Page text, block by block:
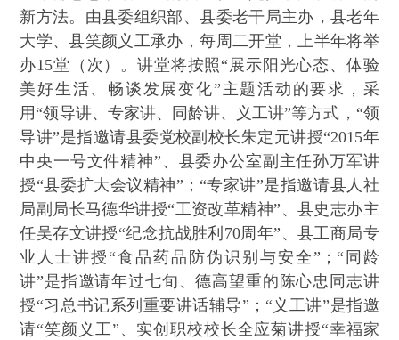
新方法。由县委组织部、县委老干局主办，县老年
大学、县笑颜义工承办，每周二开堂，上半年将举
办15堂（次）。讲堂将按照“展示阳光心态、体验
美好生活、畅谈发展变化”主题活动的要求，采
用“领导讲、专家讲、同龄讲、义工讲”等方式，“领
导讲”是指邀请县委党校副校长朱定元讲授“2015年
中央一号文件精神”、县委办公室副主任孙万军讲
授“县委扩大会议精神”；“专家讲”是指邀请县人社
局副局长马德华讲授“工资改革精神”、县史志办主
任吴存文讲授“纪念抗战胜利70周年”、县工商局专
业人士讲授“食品药品防伪识别与安全”；“同龄
讲”是指邀请年过七旬、德高望重的陈心忠同志讲
授“习总书记系列重要讲话辅导”；“义工讲”是指邀
请“笑颜义工”、实创职校校长全应菊讲授“幸福家